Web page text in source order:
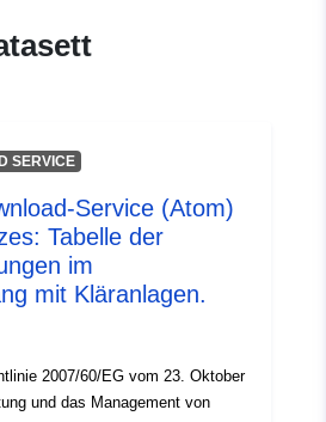
ed45f55104bd
4569-95a4-21ffb908a17b
Ressurs:
http://inspire.ec.europa.eu/
codelist/SpatialDataServiceType/
SERVICE
Service (Atom)
Tabelle der
im
mit Kläranlagen.
2007/60/EG vom 23. Oktober
und das Management von